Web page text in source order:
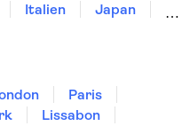
Italien
Japan
Paris
Lissabon